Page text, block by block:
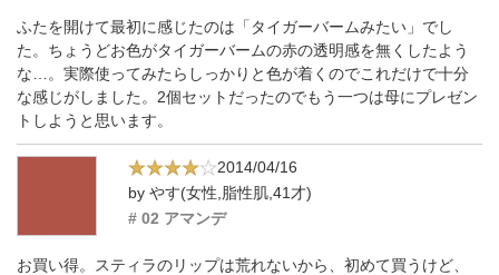
ふたを開けて最初に感じたのは「タイガーバームみたい」でし
た。ちょうどお色がタイガーバームの赤の透明感を無くしたよう
な…。実際使ってみたらしっかりと色が着くのでこれだけで十分
な感じがしました。2個セットだったのでもう一つは母にプレゼン
トしようと思います。
2014/04/16
by やす(女性,脂性肌,41才)
# 02 アマンデ
お買い得。スティラのリップは荒れないから、初めて買うけど、